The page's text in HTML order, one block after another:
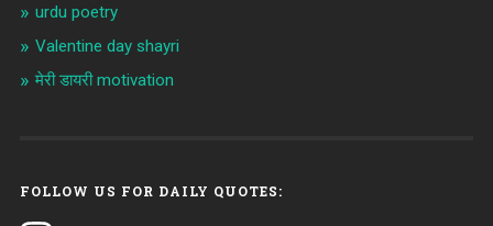
urdu poetry
Valentine day shayri
मेरी डायरी motivation
FOLLOW US FOR DAILY QUOTES: